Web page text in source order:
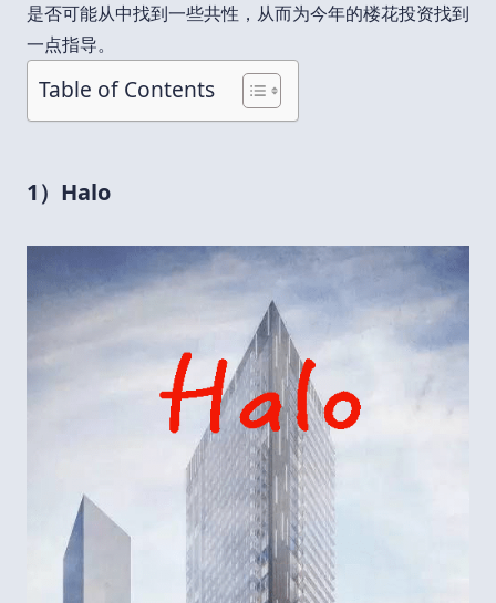
是否可能从中找到一些共性，从而为今年的楼花投资找到
一点指导。
Table of Contents
1）Halo